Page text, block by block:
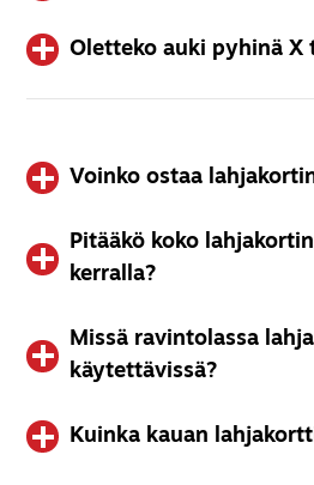
Kyllä! Opiskelijoiden on mahdollista
Oletteko auki pyhinä X
illallis-/viikonloppuhinnastoa.
Voinko ostaa
Tottahan toki! Voit ostaa lahjakortin
osoitteestahttps://
kotona
Pitääkö koko
kerralla?
Ei suinkaan! Voit käyttää lahjakortin
arvon voi aina tarkistaa kuitista
Missä ravintolassa
käytettävissä?
Lahjakorttimme ovat käytettävissä
Kuinka kauan